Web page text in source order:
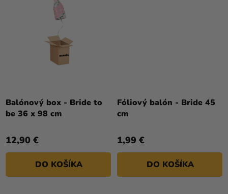
Balónový box - Bride to
be 36 x 98 cm
12,90 €
DO KOŠÍKA
Fóliový balón - Bride 45
cm
1,99 €
DO KOŠÍKA